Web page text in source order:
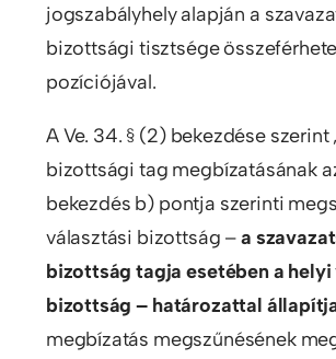
jogszabályhely alapján a
bizottsági tisztsége
pozíciójával.
A Ve. 34. § (2) bekezdése szerint
bizottsági tag megbízatásának
bekezdés b) pontja szerinti
választási bizottság –a
bizottság tagja esetében a
bizottság – határozattal
megbízatás megszűnésének